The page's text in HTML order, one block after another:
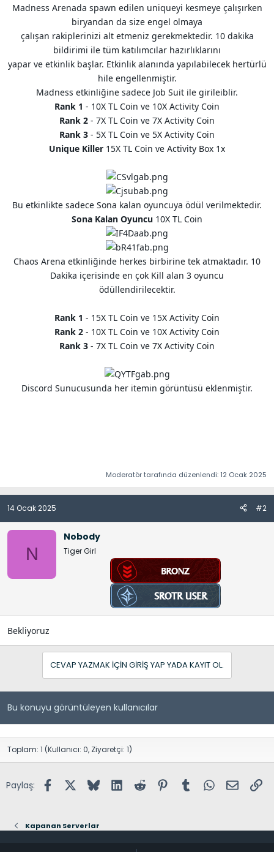
Madness Arenada spawn edilen uniqueyi kesmeye çalışırken
biryandan da size engel olmaya
çalışan rakiplerinizi alt etmeniz gerekmektedir. 10 dakika
bildirimi ile tüm katılımcılar hazırlıklarını
yapar ve etkinlik başlar. Etkinlik alanında yapılabilecek hertürlü
hile engellenmiştir.
Madness etkinliğine sadece Job Suit ile girileiblir.
Rank 1 - 10X TL Coin ve 10X Activity Coin
Rank 2 - 7X TL Coin ve 7X Activity Coin
Rank 3 - 5X TL Coin ve 5X Activity Coin
Unique Killer 15X TL Coin ve Activity Box 1x
Bu etkinlikte sadece Sona kalan oyuncuya ödül verilmektedir.
Sona Kalan Oyuncu 10X TL Coin
Chaos Arena etkinliğinde herkes birbirine tek atmaktadır. 10
Dakika içerisinde en çok Kill alan 3 oyuncu
ödüllendirilecektir.
Rank 1 - 15X TL Coin ve 15X Activity Coin
Rank 2 - 10X TL Coin ve 10X Activity Coin
Rank 3 - 7X TL Coin ve 7X Activity Coin
Discord Sunucusunda her itemin görüntüsü eklenmiştir.
Moderatör tarafında düzenlendi: 12 Ocak 2025
14 Ocak 2025 #2
N
Nobody
Tiger Girl
Bekliyoruz
CEVAP YAZMAK IÇIN GIRIŞ YAP YADA KAYIT OL.
Bu konuyu görüntüleyen kullanıcılar
Toplam: 1 (Kullanıcı: 0, Ziyaretçi: 1)
Paylaş: FacebookX (Twitter)
BlueskyLinkedInReddit PinterestTumblr WhatsApp
E-posta
Kapanan Serverlar